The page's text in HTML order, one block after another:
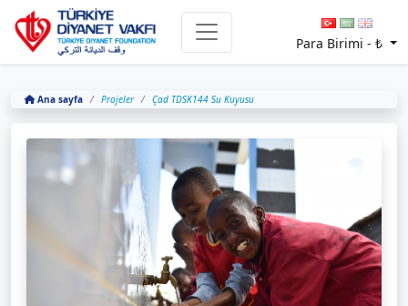
Para Birimi -₺
Ana sayfa Projeler Çad TDSK144 Su Kuyusu